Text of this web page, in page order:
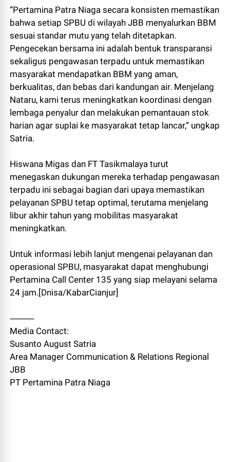
“Pertamina Patra Niaga secara konsisten memastikan
bahwa setiap SPBU di wilayah JBB menyalurkan BBM
sesuai standar mutu yang telah ditetapkan.
Pengecekan bersama ini adalah bentuk transparansi
sekaligus pengawasan terpadu untuk memastikan
masyarakat mendapatkan BBM yang aman,
berkualitas, dan bebas dari kandungan air. Menjelang
Nataru, kami terus meningkatkan koordinasi dengan
lembaga penyalur dan melakukan pemantauan stok
harian agar suplai ke masyarakat tetap lancar,” ungkap
Satria.
Hiswana Migas dan FT Tasikmalaya turut
menegaskan dukungan mereka terhadap pengawasan
terpadu ini sebagai bagian dari upaya memastikan
pelayanan SPBU tetap optimal, terutama menjelang
libur akhir tahun yang mobilitas masyarakat
meningkatkan.
Untuk informasi lebih lanjut mengenai pelayanan dan
operasional SPBU, masyarakat dapat menghubungi
Pertamina Call Center 135 yang siap melayani selama
24 jam.[Dnisa/KabarCianjur]
⸻
Media Contact:
Susanto August Satria
Area Manager Communication & Relations Regional
JBB
PT Pertamina Patra Niaga